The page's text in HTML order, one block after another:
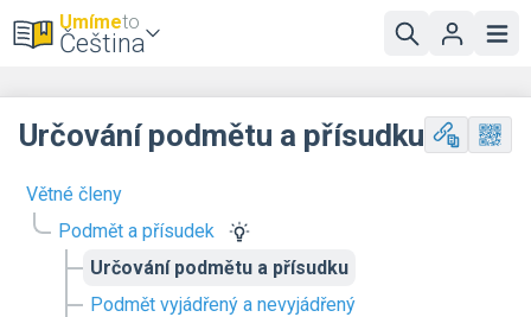
Umímeto
Čeština
Větné členy
Podmět a přísudek
Určování podmětu a přísudku
Podmět vyjádřený a nevyjádřený
Určování podmětu a přísudku